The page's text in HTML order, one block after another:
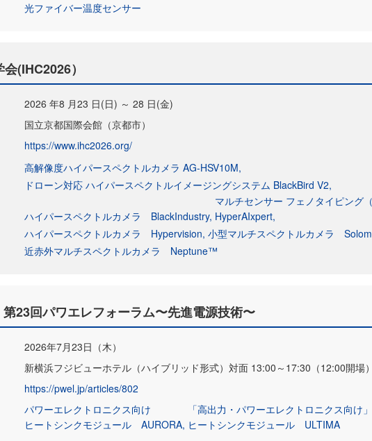
光ファイバー温度センサー
(IHC2026）
2026 年8 月23 日(日) ～ 28 日(金)
国立京都国際会館（京都市）
https://www.ihc2026.org/
高解像度ハイパースペクトルカメラ AG-HSV10M
ドローン対応 ハイパースペクトルイメージングシステム BlackBird V2
ハイパースペクトルカメラ BlackIndustry
マルチセンサー フェノタイピング
HyperAIxpert
ハイパースペクトルカメラ Hypervision 小型マルチスペクトルカメラ
近赤外マルチスペクトルカメラ Neptune™
第23回パワエレフォーラム〜先進電源技術〜
2026年7月23日（木）
新横浜フジビューホテル（ハイブリッド形式）対面 13:00～17:30（12:00開場
https://pwel.jp/articles/802
パワーエレクトロニクス向け
ヒートシンクモジュール AURORA
「高出力・パワーエレクトロニクス向け」
ヒートシンクモジュール ULTIMA